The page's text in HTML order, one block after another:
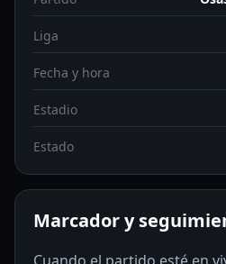
Liga
Fecha y hora
Estadio
Estado
Marcador y